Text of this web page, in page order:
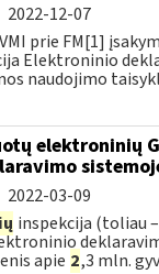
2022-12-07
prie FM[1]
Elektroninio
naudojimo
elektroninių
2022-03-09
inspekcija (toliau
apie 2,3 mln.